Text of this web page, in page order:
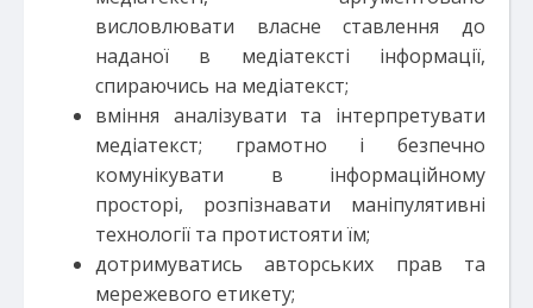
висловлювати власне ставлення до
наданої в медіатексті інформації,
спираючись на медіатекст;
вміння аналізувати та інтерпретувати
медіатекст; грамотно і безпечно
комунікувати в інформаційному
просторі, розпізнавати маніпулятивні
технології та протистояти їм;
дотримуватись авторських прав та
мережевого етикету;